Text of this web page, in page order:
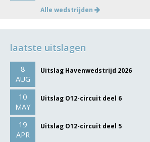
Alle wedstrijden
laatste uitslagen
8
AUG
Uitslag Havenwedstrijd 2026
10
MAY
Uitslag O12-circuit deel 6
19
APR
Uitslag O12-circuit deel 5